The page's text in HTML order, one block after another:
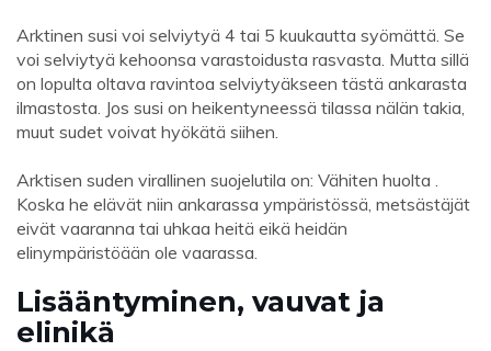
Arktinen susi voi selviytyä 4 tai 5 kuukautta syömättä. Se
voi selviytyä kehoonsa varastoidusta rasvasta. Mutta sillä
on lopulta oltava ravintoa selviytyäkseen tästä ankarasta
ilmastosta. Jos susi on heikentyneessä tilassa nälän takia,
muut sudet voivat hyökätä siihen.
Arktisen suden virallinen suojelutila on: Vähiten huolta .
Koska he elävät niin ankarassa ympäristössä, metsästäjät
eivät vaaranna tai uhkaa heitä eikä heidän
elinympäristöään ole vaarassa.
Lisääntyminen, vauvat ja
elinikä